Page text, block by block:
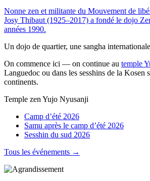
Nonne zen et militante du Mouvement de
Josy Thibaut (1925–2017) a fondé le dojo
années 1990.
Un dojo de quartier, une sangha internationale
On commence ici — on continue au temple
Languedoc ou dans les sesshins de la Kosen
continents.
Temple zen Yujo Nyusanji
Camp d’été 2026
Samu après le camp d’été 2026
Sesshin du sud 2026
Tous les événements →